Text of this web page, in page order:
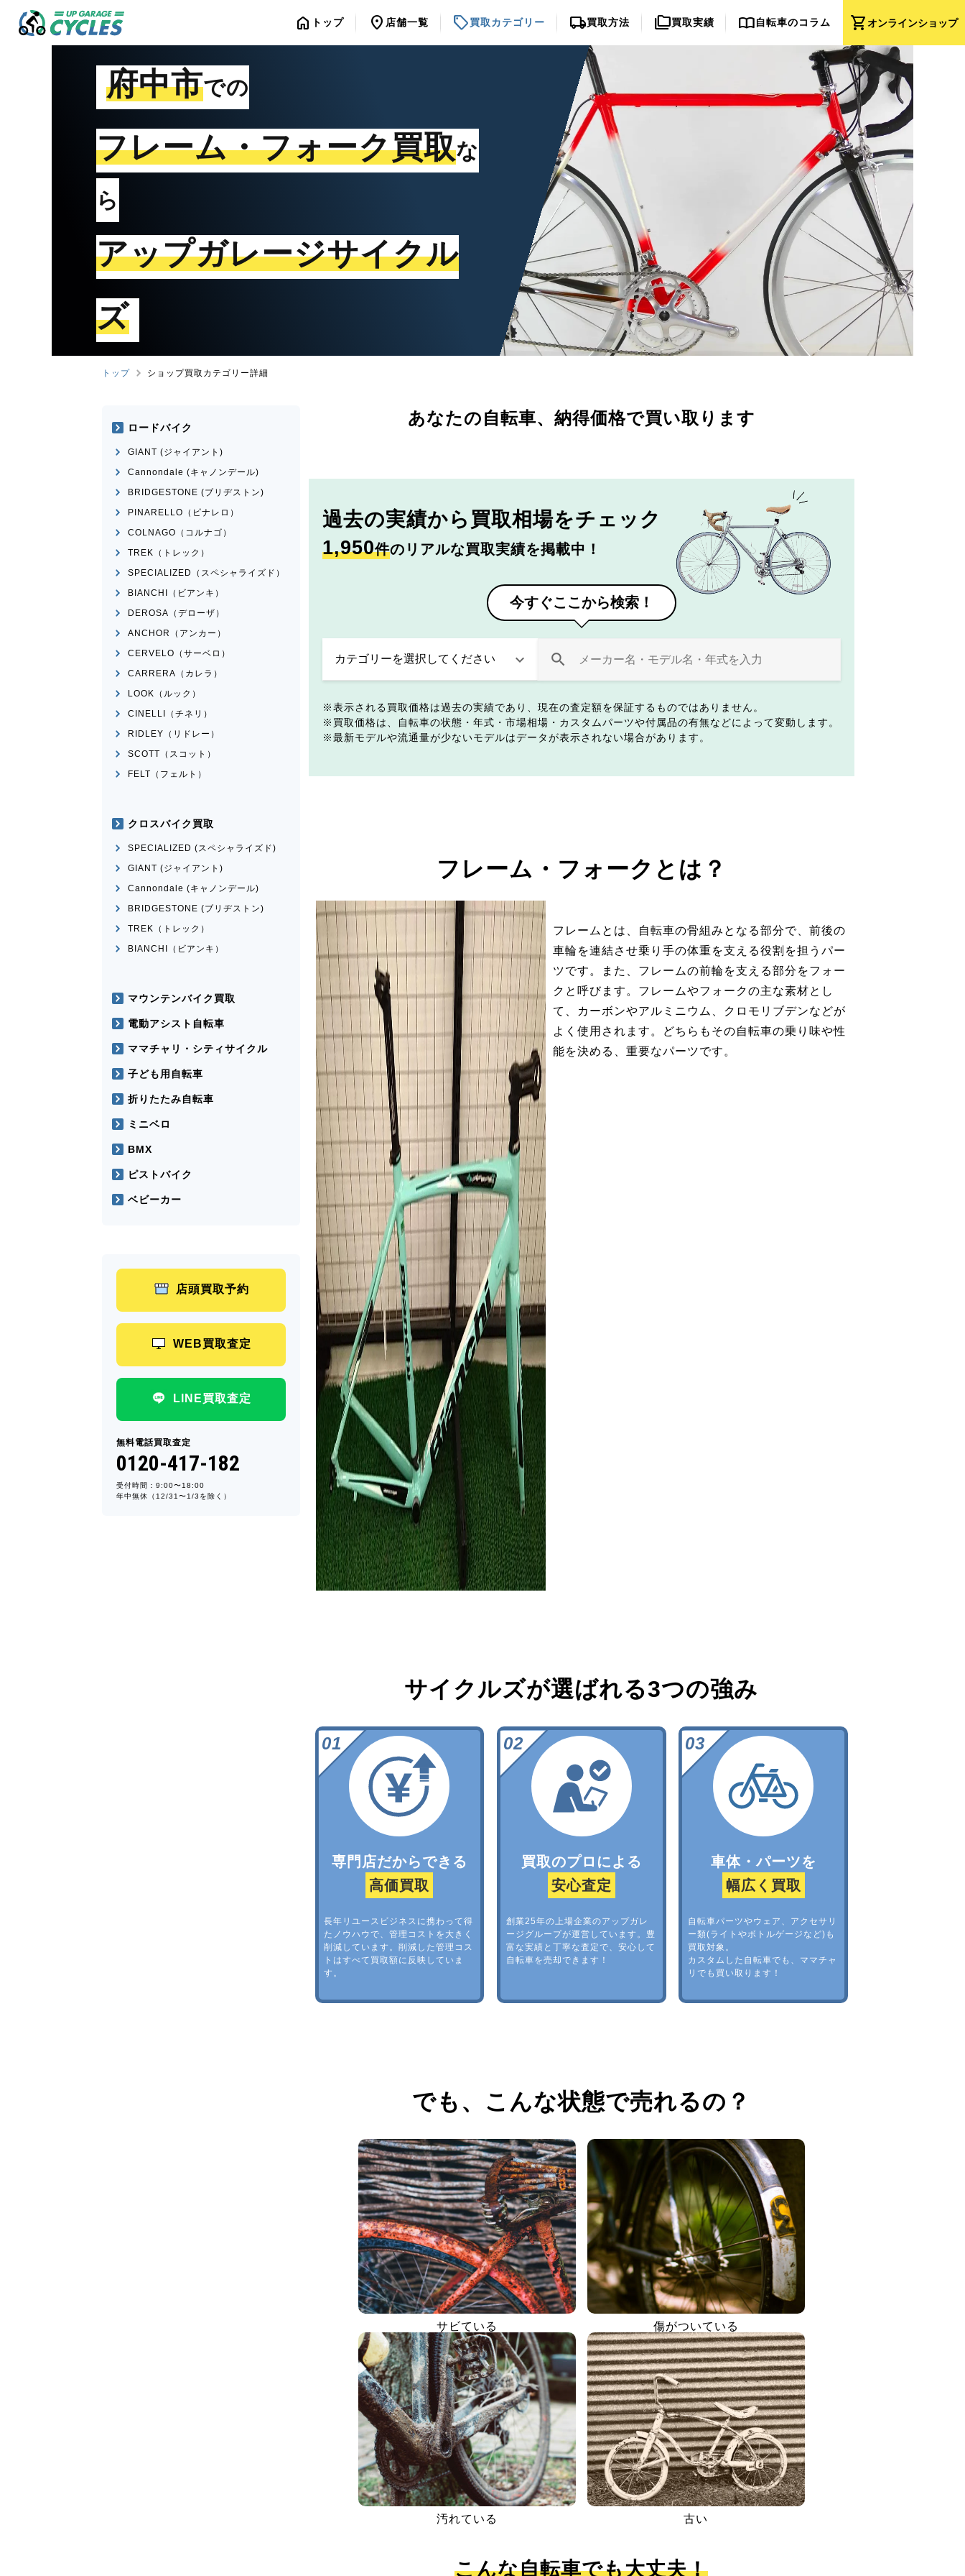
shopping_cartオンラインショップ
home トップ location_on 店舗一覧 sell買取カテゴリー local_shipping買取方法 folder_copy買取実績 import_contacts自転車のコラム
府中市での
フレーム・フォーク買取な
ら
アップガレージサイクル
ズ
トップ ショップ買取カテゴリー詳細
あなたの自転車、 納得価格で買い取ります
過去の実績から 買取相場をチェック
1,950件のリアルな買取実績を掲載中！
今すぐここから検索！
表示される買取価格は過去の実績であり、現在の査定額を保証するものではありません。
買取価格は、自転車の状態・年式・市場相場・カスタムパーツや付属品の有無などによって変動します。
最新モデルや流通量が少ないモデルはデータが表示されない場合があります。
フレーム・フォークとは？
フレームとは、自転車の骨組みとなる部分で、前後の
車輪を連結させ乗り手の体重を支える役割を担うパー
ツです。また、フレームの前輪を支える部分をフォー
クと呼びます。フレームやフォークの主な素材とし
て、カーボンやアルミニウム、クロモリブデンなどが
よく使用されます。どちらもその自転車の乗り味や性
能を決める、重要なパーツです。
サイクルズが選ばれる3つの強み
専門店だからできる
高価買取
長年リユースビジネスに携わって得
たノウハウで、管理コストを大きく
削減しています。削減した管理コス
トはすべて買取額に反映していま
す。
買取のプロによる
安心査定
創業25年の上場企業のアップガレ
ージグループが運営しています。豊
富な実績と丁寧な査定で、安心して
自転車を売却できます！
車体・パーツを
幅広く買取
自転車パーツやウェア、アクセサリ
ー類(ライトやボトルゲージなど)も
買取対象。
カスタムした自転車でも、ママチャ
リでも買い取ります！
でも、 こんな状態で売れるの？
サビている 傷がついている
汚れている 古い
こんな自転車でも大丈夫！
ロードバイク
GIANT (ジャイアント)
Cannondale (キャノンデール)
BRIDGESTONE (ブリヂストン)
PINARELLO（ピナレロ）
COLNAGO（コルナゴ）
TREK（トレック）
SPECIALIZED（スペシャライズド）
BIANCHI（ビアンキ）
DEROSA（デローザ）
ANCHOR（アンカー）
CERVELO（サーベロ）
CARRERA（カレラ）
LOOK（ルック）
CINELLI（チネリ）
RIDLEY（リドレー）
SCOTT（スコット）
FELT（フェルト）
クロスバイク買取
SPECIALIZED (スペシャライズド)
GIANT (ジャイアント)
Cannondale (キャノンデール)
BRIDGESTONE (ブリヂストン)
TREK（トレック）
BIANCHI（ビアンキ）
マウンテンバイク買取
電動アシスト自転車
ママチャリ・シティサイクル
子ども用自転車
折りたたみ自転車
ミニベロ
BMX
ピストバイク
ベビーカー
店頭買取予約
WEB買取査定
LINE買取査定
無料電話買取査定
0120-417-182
受付時間：9:00〜18:00
年中無休（12/31〜1/3を除く）